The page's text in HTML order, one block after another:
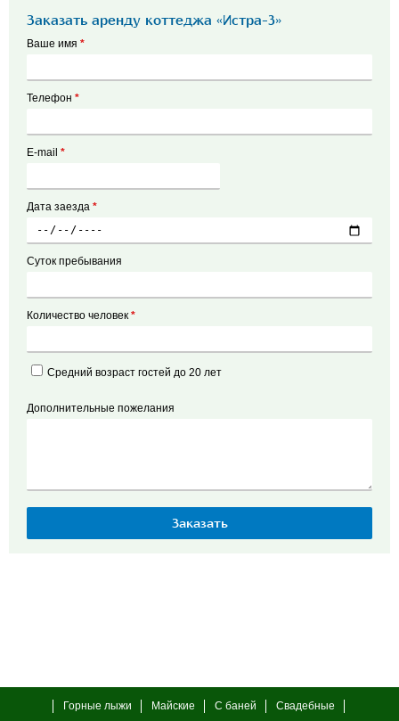
Заказать аренду коттеджа «Истра-3»
Ваше имя *
Телефон *
E-mail *
Дата заезда *
Суток пребывания
Количество человек *
Средний возраст гостей до 20 лет
Дополнительные пожелания
Горные лыжи Майские С баней Свадебные